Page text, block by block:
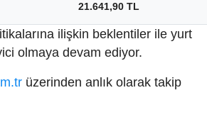
21.641,90 TL
ilişkin beklentiler ile yurt
olmaya devam ediyor.
üzerinden anlık olarak takip